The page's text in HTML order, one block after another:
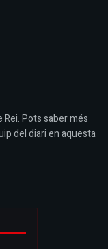
Rei. Pots saber més
del diari en aquesta